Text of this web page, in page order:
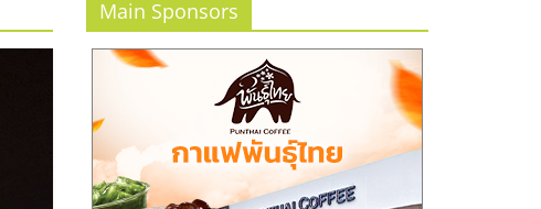
Main Sponsors